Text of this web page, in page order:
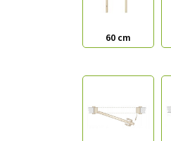
60 cm